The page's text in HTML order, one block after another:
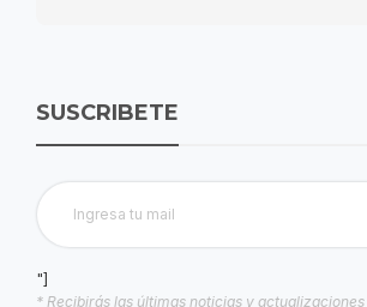
SUSCRIBETE
"]
* Recibirás las últimas noticias y